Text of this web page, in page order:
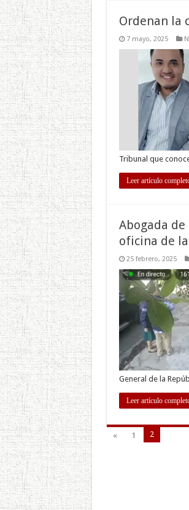
Ordenan la
7 mayo, 2025
Tribunal que
Leer artículo
Abogada
oficina de
25 febrero, 2025
General de la
Leer artículo
« 1 2